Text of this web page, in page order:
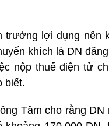
trưởng lợi dụng nên
khích là DN
nộp thuế điện tử
biết.
Tâm cho rằng